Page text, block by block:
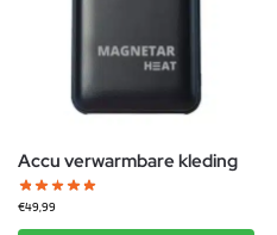
Accu verwarmbare kleding
€49,99